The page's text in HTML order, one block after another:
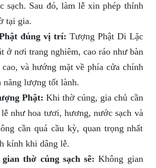
sạch. Sau đó, làm lễ xin phép thỉnh
tại gia.
đúng vị trí: Tượng Phật Di Lặc
ở nơi trang nghiêm, cao ráo như bàn
và hướng mặt về phía cửa chính
năng lượng tốt lành.
Phật: Khi thờ cúng, gia chủ cần
như hoa tươi, hương, nước sạch và
cần quá cầu kỳ, quan trọng nhất
kính khi dâng lễ.
thờ cúng sạch sẽ: Không gian